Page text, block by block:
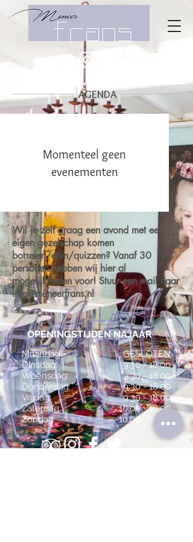
AGENDA
Momenteel geen
evenementen
Wil je zelf graag een avond met een
eigen gezelschap komen
borrelen/eten/quizzen? Vanaf 30
personen hebben wij hier al
mogelijkheden voor! Stuur een mail naar
info@meneerfrans.nl
OPENINGSTIJDEN NAJAAR
Maandag:
Dinsdag:
Woensdag:
Donderdag:
Vrijdag:
Zaterdag:
Zondag:
GESLOTEN
9:30 -18:00
9:30 - 18:00
9:30 - 18:00
9:30 - 18:00
10:00 - 18:00
10:00 - 18:00